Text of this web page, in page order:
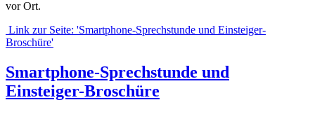
vor Ort.
Link zur Seite: 'Smartphone-Sprechstunde und Einsteiger-
Broschüre'
Smartphone-Sprechstunde und
Einsteiger-Broschüre